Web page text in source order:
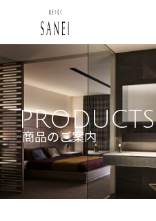
PRODUCTS
商品のご案内